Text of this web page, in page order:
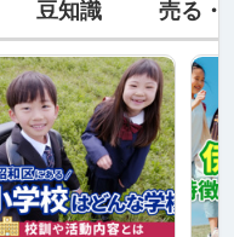
豆知識 売る・